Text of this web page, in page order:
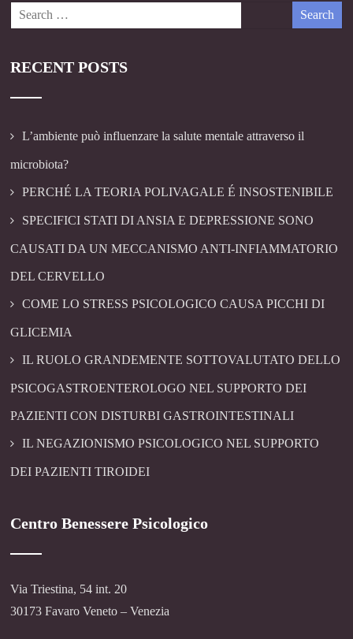
RECENT POSTS
L’ambiente può influenzare la salute mentale attraverso il
microbiota?
PERCHÉ LA TEORIA POLIVAGALE É INSOSTENIBILE
SPECIFICI STATI DI ANSIA E DEPRESSIONE SONO
CAUSATI DA UN MECCANISMO ANTI-INFIAMMATORIO
DEL CERVELLO
COME LO STRESS PSICOLOGICO CAUSA PICCHI DI
GLICEMIA
IL RUOLO GRANDEMENTE SOTTOVALUTATO DELLO
PSICOGASTROENTEROLOGO NEL SUPPORTO DEI
PAZIENTI CON DISTURBI GASTROINTESTINALI
IL NEGAZIONISMO PSICOLOGICO NEL SUPPORTO
DEI PAZIENTI TIROIDEI
Centro Benessere Psicologico
Via Triestina, 54 int. 20
30173 Favaro Veneto – Venezia